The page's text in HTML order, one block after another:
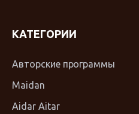
КАТЕГОРИИ
Авторские программы
Maidan
Aidar Aitar